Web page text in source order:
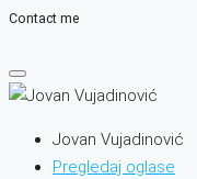
Contact me
Jovan Vujadinović
Pregledaj oglase